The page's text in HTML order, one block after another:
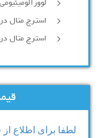
استرچ متال
استرچ متال
لطفا برای اطلاع